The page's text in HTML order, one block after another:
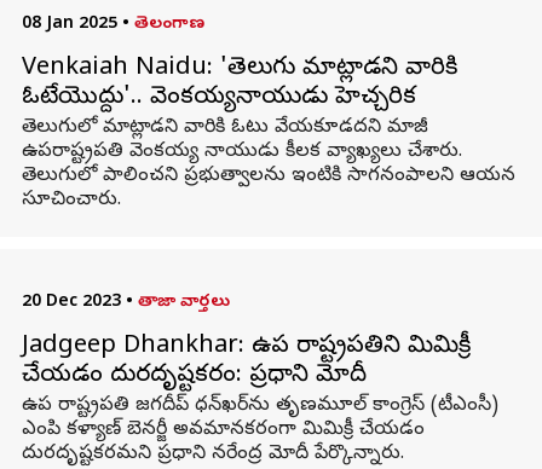
08 Jan 2025 • తెలంగాణ
Venkaiah Naidu: 'తెలుగు మాట్లాడని వారికి
ఓటేయొద్దు'.. వెంకయ్యనాయుడు హెచ్చరిక
తెలుగులో మాట్లాడని వారికి ఓటు వేయకూడదని మాజీ
ఉపరాష్ట్రపతి వెంకయ్య నాయుడు కీలక వ్యాఖ్యలు చేశారు.
తెలుగులో పాలించని ప్రభుత్వాలను ఇంటికి సాగనంపాలని ఆయన
సూచించారు.
20 Dec 2023 • తాజా వార్తలు
Jadgeep Dhankhar: ఉప రాష్ట్రపతిని మిమిక్రీ
చేయడం దురదృష్టకరం: ప్రధాని మోదీ
ఉప రాష్ట్రపతి జగదీప్ ధన్‌ఖర్‌ను తృణమూల్ కాంగ్రెస్ (టీఎంసీ)
ఎంపి కళ్యాణ్ బెనర్జీ అవమానకరంగా మిమిక్రీ చేయడం
దురదృష్టకరమని ప్రధాని నరేంద్ర మోదీ పేర్కొన్నారు.